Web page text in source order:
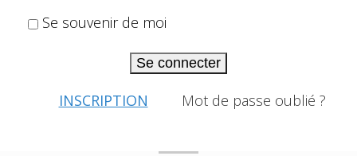
Se souvenir de moi
Se connecter
INSCRIPTION Mot de passe oublié ?